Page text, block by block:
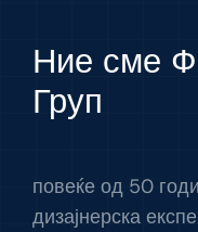
Ние сме
Груп
повеќе од 50
дизајнерска